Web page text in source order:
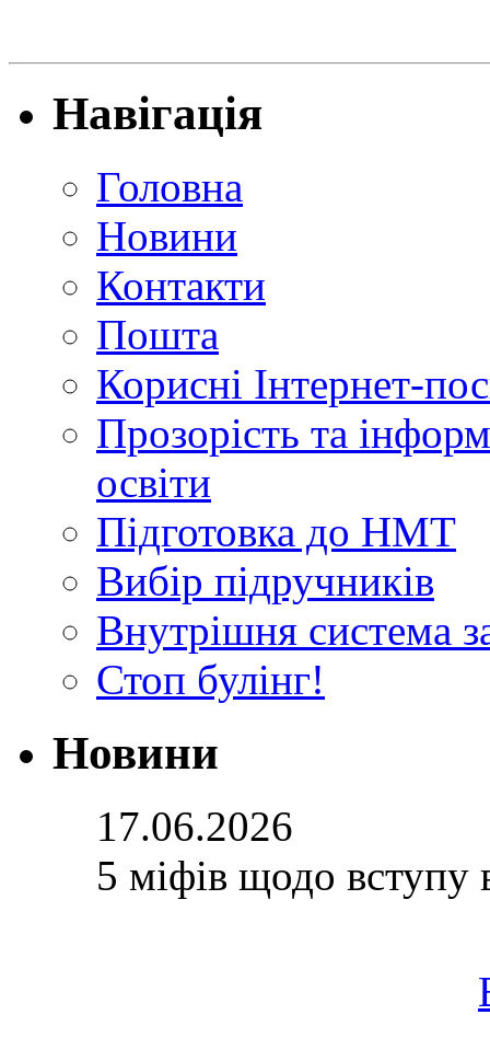
Навігація
Головна
Новини
Контакти
Пошта
Корисні Інтернет-
Прозорість та
освіти
Підготовка до НМТ
Вибір підручників
Внутрішня система
Стоп булінг!
Новини
17.06.2026
5 міфів щодо вступу